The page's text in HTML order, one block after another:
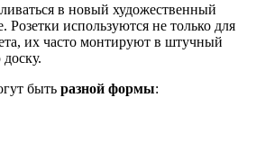
в новый художественный
Розетки используются не только для
их часто монтируют в штучный
быть разной формы: